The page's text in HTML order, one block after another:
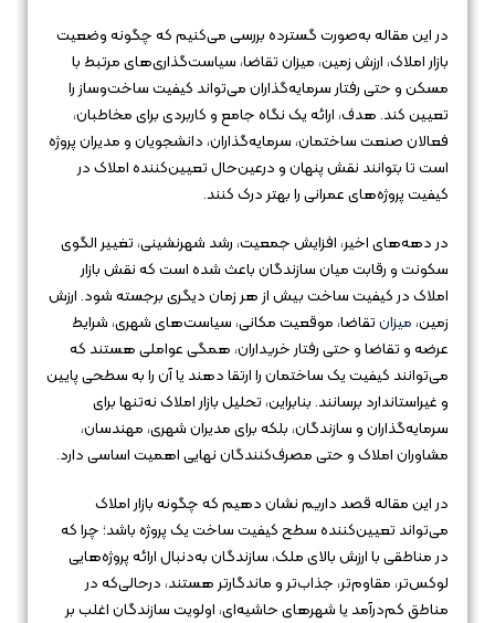
در این مقاله به‌صورت گسترده بررسی می‌کنیم که چگونه وضعیت
بازار املاک، ارزش زمین، میزان تقاضا، سیاست‌گذاری‌های مرتبط با
مسکن و حتی رفتار سرمایه‌گذاران می‌تواند کیفیت ساخت‌وساز را
تعیین کند. هدف، ارائه یک نگاه جامع و کاربردی برای مخاطبان،
فعالان صنعت ساختمان، سرمایه‌گذاران، دانشجویان و مدیران پروژه
است تا بتوانند نقش پنهان و درعین‌حال تعیین‌کننده املاک در
کیفیت پروژه‌های عمرانی را بهتر درک کنند.
در دهه‌های اخیر، افزایش جمعیت، رشد شهرنشینی، تغییر الگوی
سکونت و رقابت میان سازندگان باعث شده است که نقش بازار
املاک در کیفیت ساخت بیش از هر زمان دیگری برجسته شود. ارزش
زمین، میزانتقاضا، موقعیت مکانی، سیاست‌های شهری، شرایط
عرضه و تقاضا و حتی رفتار خریداران، همگی عواملی هستند که
می‌توانند کیفیت یک ساختمان را ارتقا دهند یا آن را به سطحی پایین
و غیراستاندارد برسانند. بنابراین، تحلیل بازار املاک نه‌تنها برای
سرمایه‌گذاران و سازندگان، بلکه برای مدیران شهری، مهندسان،
مشاوران املاک و حتی مصرف‌کنندگان نهایی اهمیت اساسی دارد.
در این مقاله قصد داریم نشان دهیم که چگونه بازار املاک
می‌تواند تعیین‌کننده سطح کیفیت ساخت یک پروژه باشد؛ چرا که
در مناطقی با ارزش بالای ملک، سازندگان به‌دنبال ارائه پروژه‌هایی
لوکس‌تر، مقاوم‌تر، جذاب‌تر و ماندگارتر هستند، درحالی‌که در
مناطق کم‌درآمد یا شهرهای حاشیه‌ای، اولویت سازندگان اغلب بر